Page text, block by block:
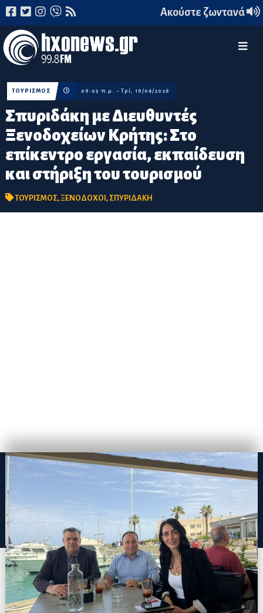
Ακούστε ζωντανά
Σπυριδάκη με Διευθυντές
Ξενοδοχείων Κρήτης: Στο
επίκεντρο εργασία, εκπαίδευση
και στήριξη του τουρισμού
ΤΟΥΡΙΣΜΟΣ 09:05 π.μ. - Τρί, 19/04/2026
ΤΟΥΡΙΣΜΟΣ,ΞΕΝΟΔΟΧΟΙ, ΣΠΥΡΙΔΑΚΗ